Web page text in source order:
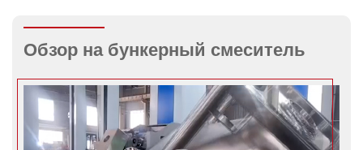
Обзор на бункерный смеситель